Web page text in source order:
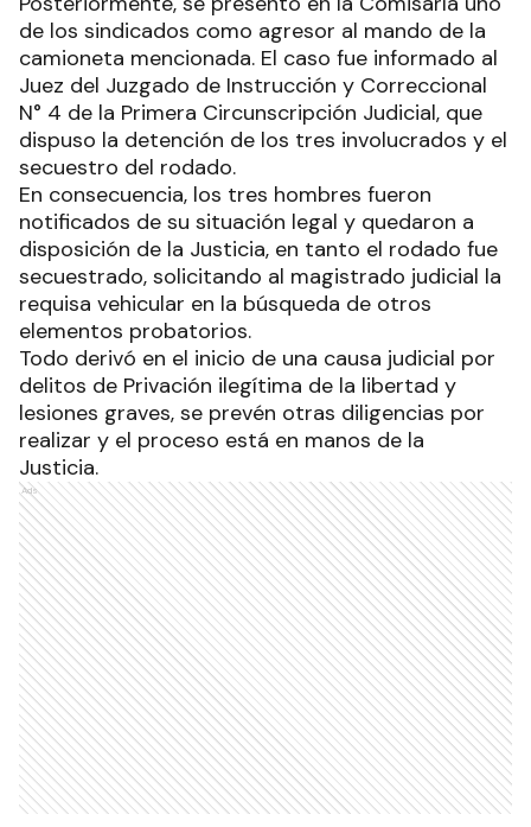
de los sindicados como agresor al mando de la
camioneta mencionada. El caso fue informado al
Juez del Juzgado de Instrucción y Correccional
N° 4 de la Primera Circunscripción Judicial, que
dispuso la detención de los tres involucrados y el
secuestro del rodado.
En consecuencia, los tres hombres fueron
notificados de su situación legal y quedaron a
disposición de la Justicia, en tanto el rodado fue
secuestrado, solicitando al magistrado judicial la
requisa vehicular en la búsqueda de otros
elementos probatorios.
Todo derivó en el inicio de una causa judicial por
delitos de Privación ilegítima de la libertad y
lesiones graves, se prevén otras diligencias por
realizar y el proceso está en manos de la
Justicia.
Ads